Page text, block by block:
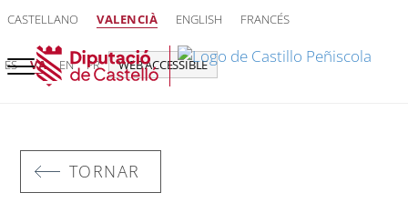
CASTELLANO VALENCIÀ ENGLISH FRANCÉS
ES VA EN FR WEB ACCESSIBLE
TORNAR